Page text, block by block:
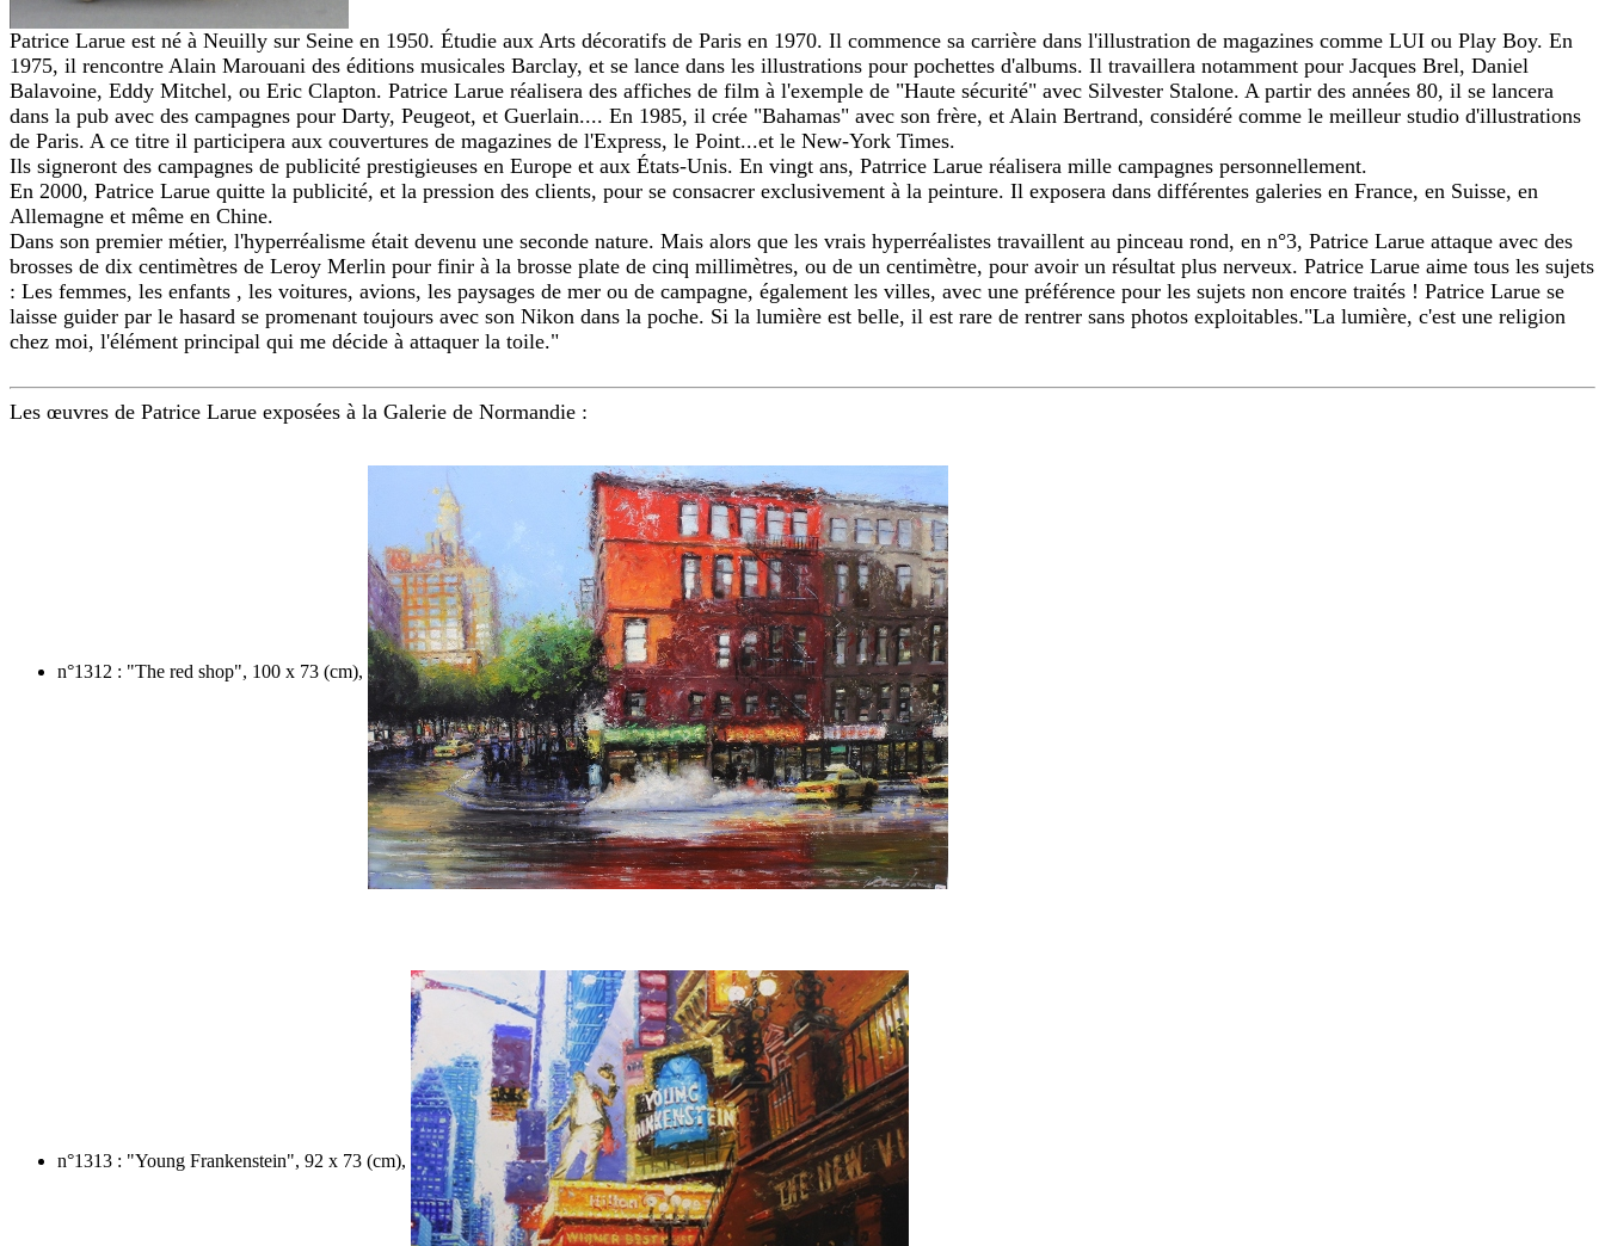
Patrice Larue est né à Neuilly sur Seine en 1950. Étudie aux Arts décoratifs de Paris en 1970. Il commence sa carrière dans l'illustration de magazines comme LUI ou Play Boy. En
1975, il rencontre Alain Marouani des éditions musicales Barclay, et se lance dans les illustrations pour pochettes d'albums. Il travaillera notamment pour Jacques Brel, Daniel
Balavoine, Eddy Mitchel, ou Eric Clapton. Patrice Larue réalisera des affiches de film à l'exemple de "Haute sécurité" avec Silvester Stalone. A partir des années 80, il se lancera
dans la pub avec des campagnes pour Darty, Peugeot, et Guerlain.... En 1985, il crée "Bahamas" avec son frère, et Alain Bertrand, considéré comme le meilleur studio d'illustrations
de Paris. A ce titre il participera aux couvertures de magazines de l'Express, le Point...et le New-York Times.
Ils signeront des campagnes de publicité prestigieuses en Europe et aux États-Unis. En vingt ans, Patrrice Larue réalisera mille campagnes personnellement.
En 2000, Patrice Larue quitte la publicité, et la pression des clients, pour se consacrer exclusivement à la peinture. Il exposera dans différentes galeries en France, en Suisse, en
Allemagne et même en Chine.
Dans son premier métier, l'hyperréalisme était devenu une seconde nature. Mais alors que les vrais hyperréalistes travaillent au pinceau rond, en n°3, Patrice Larue attaque avec des
brosses de dix centimètres de Leroy Merlin pour finir à la brosse plate de cinq millimètres, ou de un centimètre, pour avoir un résultat plus nerveux. Patrice Larue aime tous les sujets
: Les femmes, les enfants , les voitures, avions, les paysages de mer ou de campagne, également les villes, avec une préférence pour les sujets non encore traités ! Patrice Larue se
laisse guider par le hasard se promenant toujours avec son Nikon dans la poche. Si la lumière est belle, il est rare de rentrer sans photos exploitables."La lumière, c'est une religion
chez moi, l'élément principal qui me décide à attaquer la toile."
Les œuvres de Patrice Larue exposées à la Galerie de Normandie :
n°1312 : "The red shop", 100 x 73 (cm),
n°1313 : "Young Frankenstein", 92 x 73 (cm),